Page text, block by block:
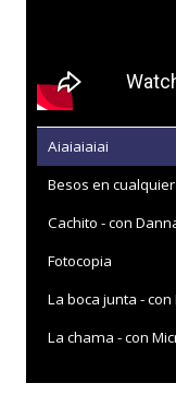
Aiaiaiaiai
Besos en
Cachito - con
Fotocopia
La boca junta -
La chama - con